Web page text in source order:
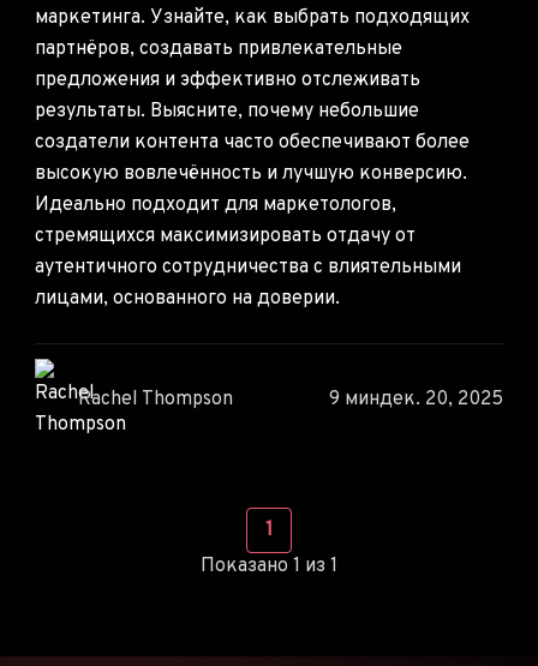
маркетинга. Узнайте, как выбрать подходящих
партнёров, создавать привлекательные
предложения и эффективно отслеживать
результаты. Выясните, почему небольшие
создатели контента часто обеспечивают более
высокую вовлечённость и лучшую конверсию.
Идеально подходит для маркетологов,
стремящихся максимизировать отдачу от
аутентичного сотрудничества с влиятельными
лицами, основанного на доверии.
Rachel Thompson 9 миндек. 20, 2025
1
Показано 1 из 1